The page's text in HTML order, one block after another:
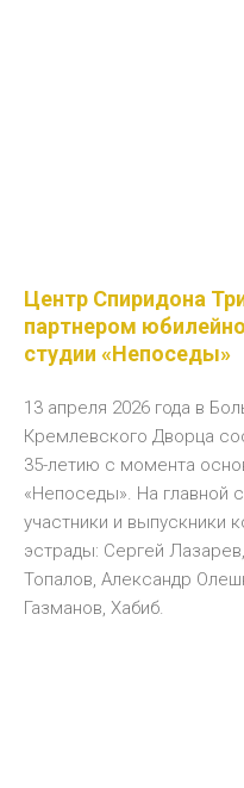
Центр Спиридона
партнером
студии «Непоседы»
13 апреля 2026 года в
Кремлевского Дворца
35-летию с момента
«Непоседы». На главной
участники и выпускники
эстрады: Сергей
Топалов, Александр
Газманов, Хабиб.